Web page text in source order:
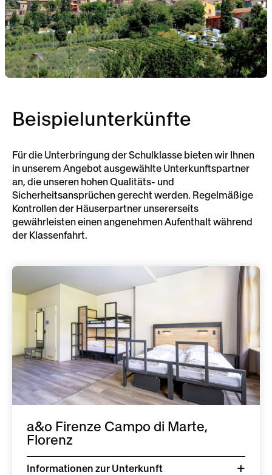
Beispielunterkünfte
Für die Unterbringung der Schulklasse bieten wir Ihnen
in unserem Angebot ausgewählte Unterkunftspartner
an, die unseren hohen Qualitäts- und
Sicherheitsansprüchen gerecht werden. Regelmäßige
Kontrollen der Häuserpartner unsererseits
gewährleisten einen angenehmen Aufenthalt während
der Klassenfahrt.
a&o Firenze Campo di Marte,
Florenz
Informationen zur Unterkunft